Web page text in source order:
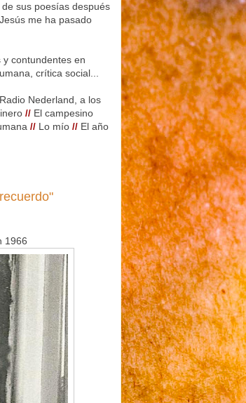
sus poesías después
me ha pasado
contundentes en
crítica social...
Nederland, a los
// El campesino
// Lo mío // El año
1966